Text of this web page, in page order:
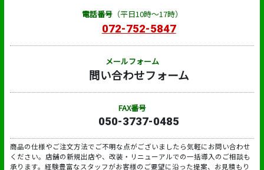
電話番号（平日10時～17時）
072-752-5847
メールフォーム
問い合わせフォーム
FAX番号
050-3737-0485
商品の仕様やご注文方法でご不明な点がございましたら気軽にお問い合わせ
ください。店舗の新規出店や、改装・リニューアルでの一括導入のご相談も
承ります。経験豊富なスタッフがお客様のご要望に沿った提案、お見積もり